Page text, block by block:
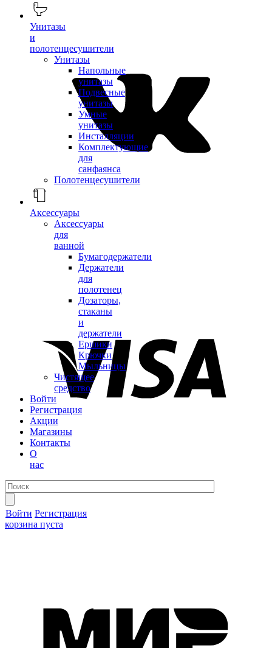
Унитазы
и
полотенцесушители
Унитазы
Напольные
унитазы
Подвесные
унитазы
Умные
унитазы
Инсталляции
Комплектующие
для
санфаянса
Полотенцесушители
Аксессуары
Аксессуары
для
ванной
Бумагодержатели
Держатели
для
полотенец
Дозаторы,
стаканы
и
держатели
Ершики
Крючки
Мыльницы
Чистящее
средство
Войти
Регистрация
Акции
Магазины
Контакты
О
нас
Войти Регистрация
корзина пуста